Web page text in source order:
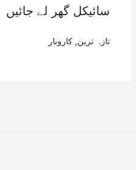
سائیکل گھر لے جائیں
تازہ ترین کاروبار